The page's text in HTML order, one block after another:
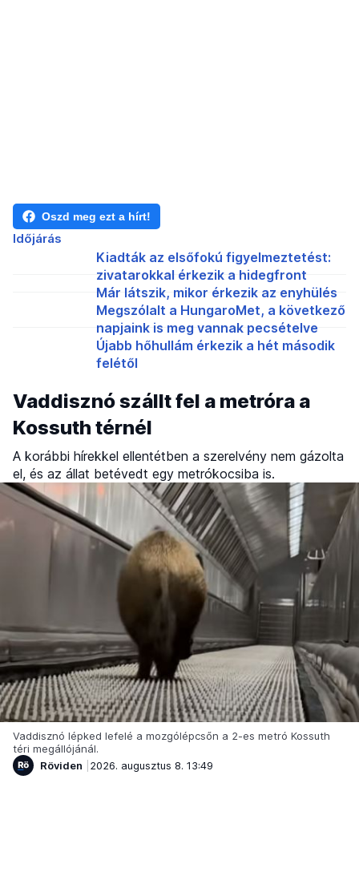
Oszd meg ezt a hírt!
Időjárás
Kiadták az elsőfokú figyelmeztetést:
zivatarokkal érkezik a hidegfront
Már látszik, mikor érkezik az enyhülés
Megszólalt a HungaroMet, a következő
napjaink is meg vannak pecsételve
Újabb hőhullám érkezik a hét második
felétől
Vaddisznó szállt fel a metróra a
Kossuth térnél
A korábbi hírekkel ellentétben a szerelvény nem gázolta
el, és az állat betévedt egy metrókocsiba is.
Vaddisznó lépked lefelé a mozgólépcsőn a 2-es metró Kossuth
téri megállójánál.
Röviden
2026. augusztus 8. 13:49